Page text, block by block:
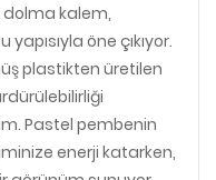
dolma kalem,
öne çıkıyor.
plastikten üretilen
Pastel pembenin
enerji katarken,